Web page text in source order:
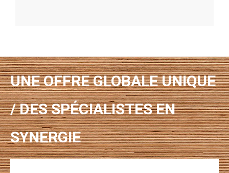
UNE OFFRE GLOBALE UNIQUE
/ DES SPÉCIALISTES EN
SYNERGIE